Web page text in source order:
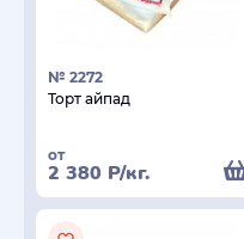
№ 2272
Торт айпад
от
2 380 Р/кг.